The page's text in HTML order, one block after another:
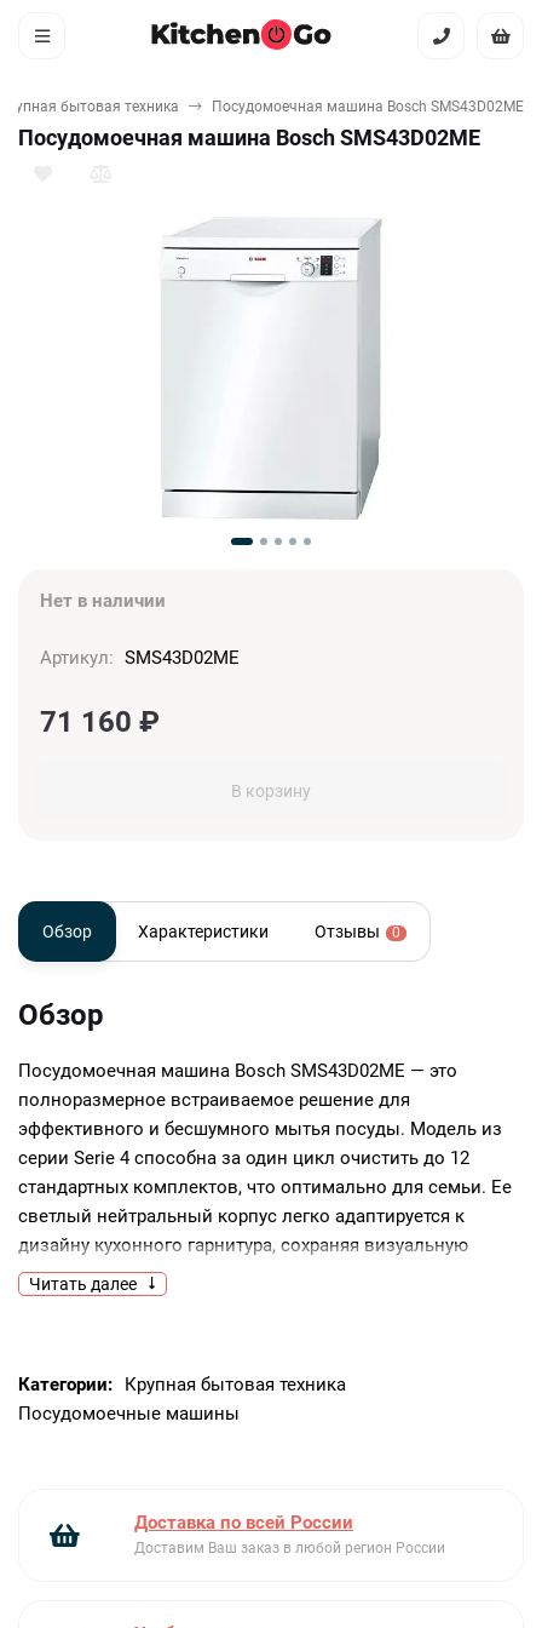
бытовая техника Посудомоечная машина Bosch SMS43D02ME
Посудомоечная машина Bosch SMS43D02ME
Нет в наличии
Артикул: SMS43D02ME
71 160 ₽
В корзину
Обзор Характеристики Отзывы 0
Обзор
Посудомоечная машина Bosch SMS43D02ME — это
полноразмерное встраиваемое решение для
эффективного и бесшумного мытья посуды. Модель из
серии Serie 4 способна за один цикл очистить до 12
стандартных комплектов, что оптимально для семьи. Ее
светлый нейтральный корпус легко адаптируется к
дизайну кухонного гарнитура, сохраняя визуальную
гармонию. Инверторный мотор EcoSilence Drive
обеспечивает тихую работу, не нарушающую покой в
стабильную работу устройства. Для приобретения
оригинальной техники следует обращаться к
отзывы пользователей о реальной эффективности
воды, что делает цену обоснованной в долгосрочной
Читать далее
Категории:
Крупная бытовая техника
Посудомоечные машины
Доставка по всей России
Доставим Ваш заказ в любой регион России